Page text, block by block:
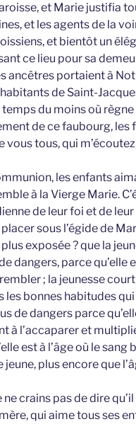
et Marie justifia
et les agents de la
et bientôt un
ce lieu pour sa
ancêtres portaient à
de Saint-
du moins où
de ce faubourg,
vous tous, qui
les enfants
à la Vierge Marie.
de leur foi et de
sous l’égide de
exposée ? que la
dangers, parce
; la jeunesse
les bonnes habitudes
de dangers parce
à l’accaparer et
est à l’âge où le sang
plus encore que
ne crains pas de dire
qui aime tous ses